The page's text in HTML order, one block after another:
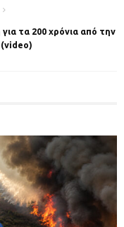
τα 200 χρόνια από την
(video)